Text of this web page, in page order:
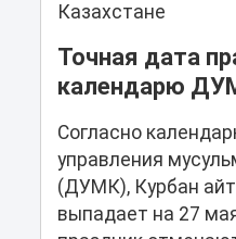
Казахстане
Точная дата
календарю
Согласно
управления
(ДУМК), Курбан айт
выпадает на 27